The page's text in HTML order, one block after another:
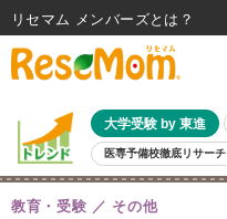
大学受験 by 東進
医専予備校徹底リサーチ
親子で考える大学選び 高校受験
共通テスト 夏休み
教育・受験 その他
リセマム メンバーズ